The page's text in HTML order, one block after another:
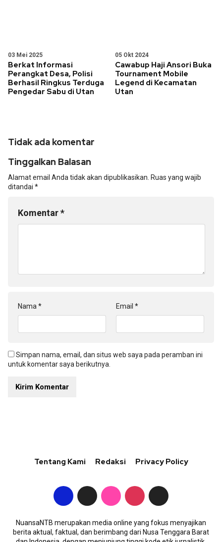
03 Mei 2025
Berkat Informasi
Perangkat Desa, Polisi
Berhasil Ringkus Terduga
Pengedar Sabu di Utan
05 Okt 2024
Cawabup Haji Ansori Buka
Tournament Mobile
Legend di Kecamatan
Utan
Tidak ada komentar
Tinggalkan Balasan
Alamat email Anda tidak akan dipublikasikan. Ruas yang wajib
ditandai *
Komentar*
Nama * Email *
Simpan nama, email, dan situs web saya pada peramban ini
untuk komentar saya berikutnya.
Tentang Kami Redaksi Privacy Policy
NuansaNTB merupakan media online yang fokus menyajikan
berita aktual, faktual, dan berimbang dari Nusa Tenggara Barat